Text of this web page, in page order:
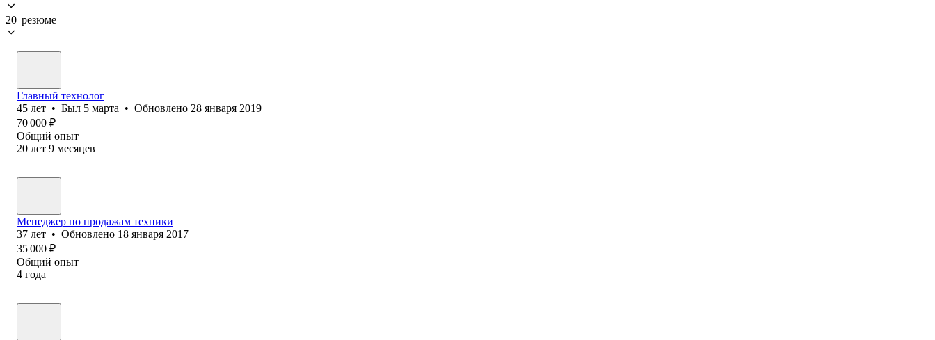
20 резюме
Главный технолог
45 лет • Был 5 марта • Обновлено 28 января 2019
70 000 ₽
Общий опыт
20 лет 9 месяцев
Менеджер по продажам техники
37 лет • Обновлено 18 января 2017
35 000 ₽
Общий опыт
4 года